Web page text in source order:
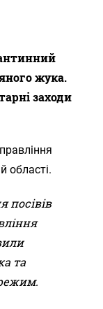
жука.
заходи
області.
посівів
та